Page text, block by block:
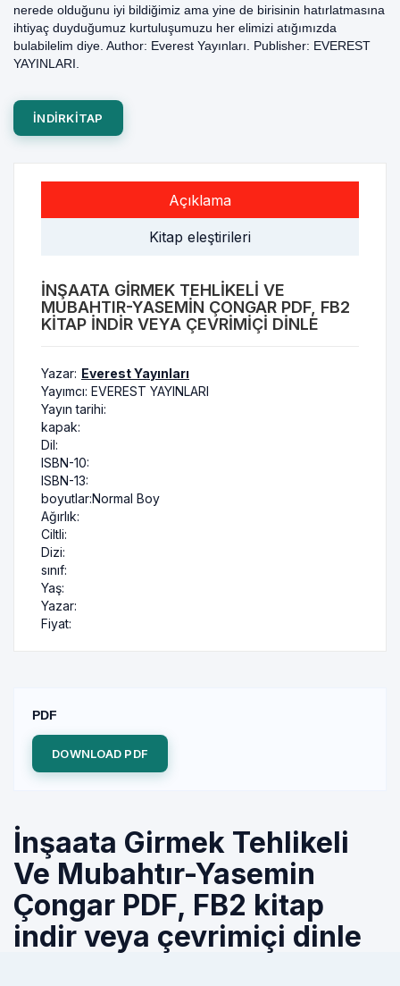
nerede olduğunu iyi bildiğimiz ama yine de birisinin hatırlatmasına
ihtiyaç duyduğumuz kurtuluşumuzu her elimizi atığımızda
bulabilelim diye. Author: Everest Yayınları. Publisher: EVEREST
YAYINLARI.
INDIRKITAP
Açıklama
Kitap eleştirileri
İNŞAATA GIRMEK TEHLIKELI VE
MUBAHTIR-YASEMIN ÇONGAR PDF, FB2
KITAP INDIR VEYA ÇEVRIMIÇI DINLE
Yazar: Everest Yayınları
Yayımcı: EVEREST YAYINLARI
Yayın tarihi:
kapak:
Dil:
ISBN-10:
ISBN-13:
boyutlar:Normal Boy
Ağırlık:
Ciltli:
Dizi:
sınıf:
Yaş:
Yazar:
Fiyat:
PDF
DOWNLOAD PDF
İnşaata Girmek Tehlikeli
Ve Mubahtır-Yasemin
Çongar PDF, FB2 kitap
indir veya çevrimiçi dinle